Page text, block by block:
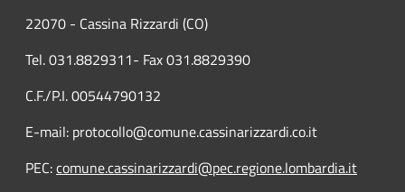
22070 - Cassina Rizzardi (CO)
Tel. 031.8829311- Fax 031.8829390
C.F./P.I. 00544790132
E-mail: protocollo@comune.cassinarizzardi.co.it
PEC:comune.cassinarizzardi@pec.regione.lombardia.it